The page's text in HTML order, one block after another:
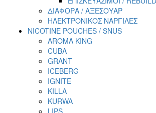
ΔΙΑΦΟΡΑ / ΑΞΕΣΟΥΑΡ
ΗΛΕΚΤΡΟΝΙΚΟΣ ΝΑΡΓΙΛΕΣ
NICOTINE POUCHES / SNUS
AROMA KING
CUBA
GRANT
ICEBERG
IGNITE
KILLA
KURWA
LIPS